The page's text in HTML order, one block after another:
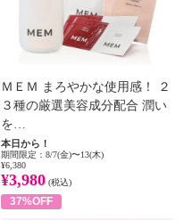
ＭＥＭ まろやかな使用感！ ２
３種の厳選美容成分配合 潤い
を…
本日から！
期間限定：8/7(金)〜13(木)
¥6,380
¥3,980 (税込)
37%OFF